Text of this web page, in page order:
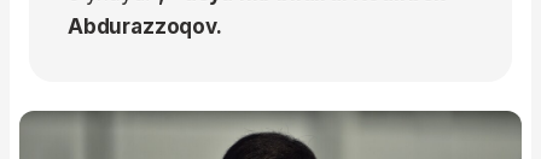
Abdurazzoqov.